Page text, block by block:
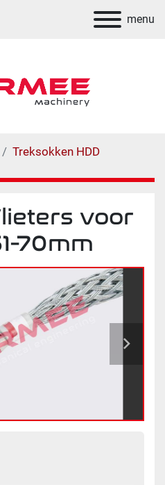
menu
Treksokken HDD
voor
70mm